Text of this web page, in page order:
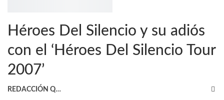
Héroes Del Silencio y su adiós
con el ‘Héroes Del Silencio Tour
2007’
REDACCIÓN QRP